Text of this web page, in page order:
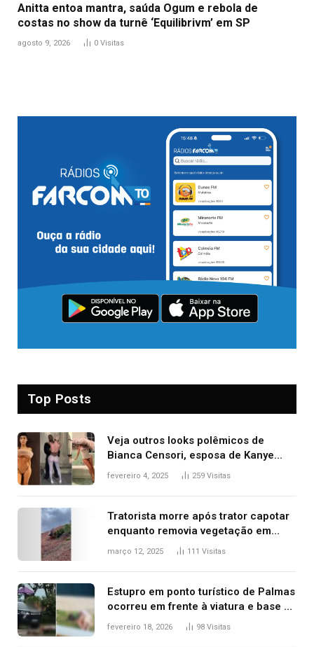
Anitta entoa mantra, saúda Ogum e rebola de
costas no show da turnê ‘Equilibrivm’ em SP
agosto 9, 2026 0 Visitas
Top Posts
Veja outros looks polêmicos de
Bianca Censori, esposa de Kanye
West que apareceu nua no Grammy
fevereiro 4, 2025 259 Visitas
Tratorista morre após trator capotar
enquanto removia vegetação em
ribanceira de rodovia
março 12, 2025 111 Visitas
Estupro em ponto turístico de Palmas
ocorreu em frente à viatura e base de
segurança; polícia investiga
fevereiro 18, 2026 98 Visitas